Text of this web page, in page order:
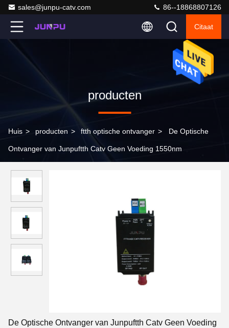
sales@junpu-catv.com 86--18868807126
Citaat
producten
Huis > producten > ftth optische ontvanger > De Optische
Ontvanger van Junpuftth Catv Geen Voeding 1550nm
De Optische Ontvanger van Junpuftth Catv Geen Voeding